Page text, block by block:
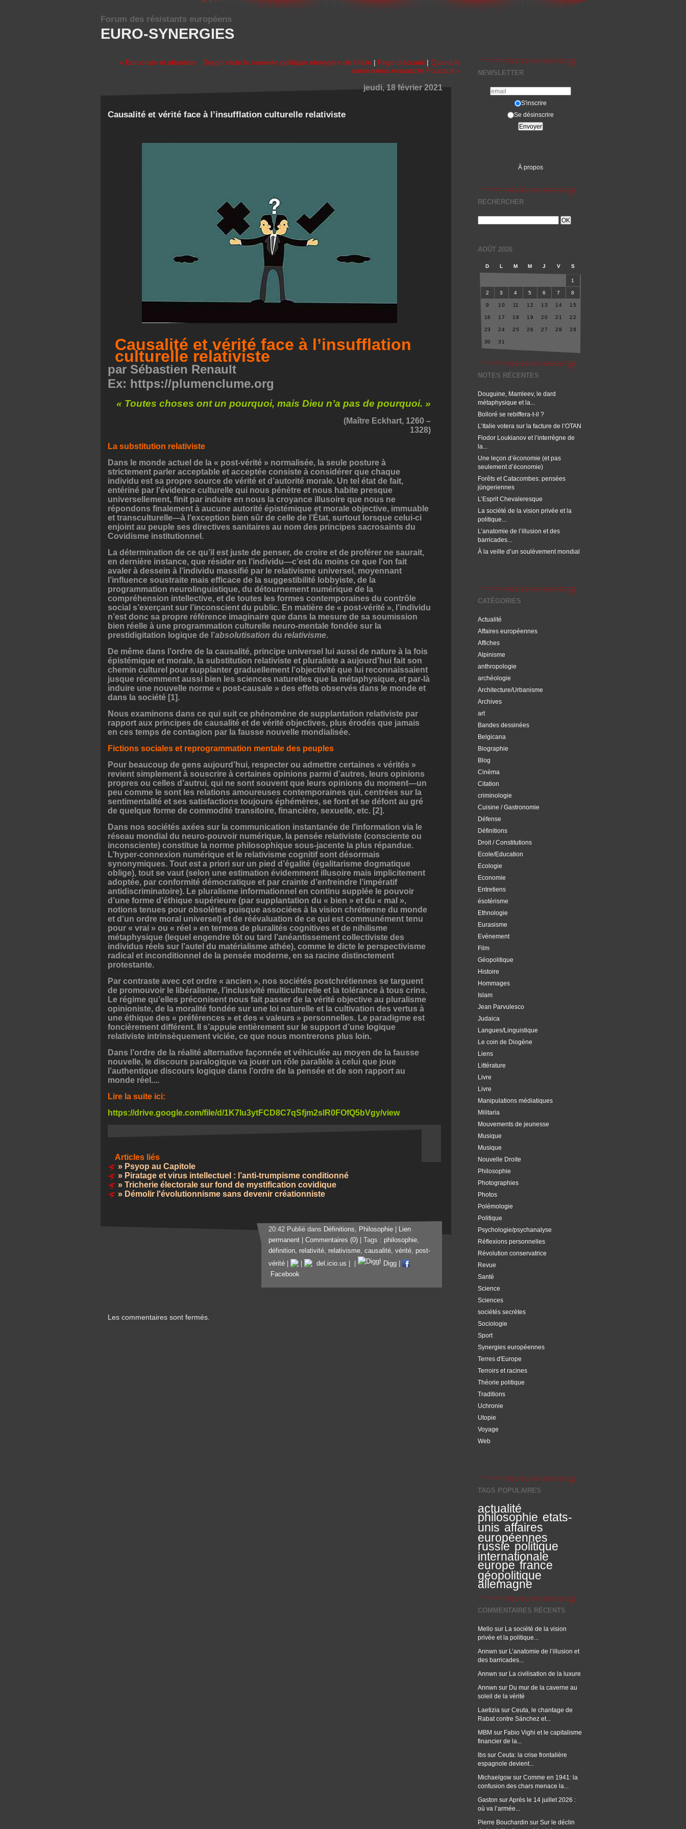
EURO-SYNERGIES
Forum des résistants européens
NEWSLETTER
S'inscrire
Se désinscrire
À propos
RECHERCHER
AOÛT 2026
D L M M J V S
1
2 3 4 5 6 7 8
9 10 11 12 13 14 15
16 17 18 19 20 21 22
23 24 25 26 27 28 29
30 31
NOTES RÉCENTES
Douguine, Mamleev, le dard
métaphysique et la...
Bolloré se rebiffera-t-il ?
L’Italie votera sur la facture de l’OTAN
Fiodor Loukianov et l’interrègne de
la...
Une leçon d’économie (et pas
seulement d’économie)
Forêts et Catacombes: pensées
jüngeriennes
L’Esprit Chevaleresque
La société de la vision privée et la
politique...
L’anatomie de l’illusion et des
barricades...
À la veille d’un soulèvement mondial
CATÉGORIES
Actualité
Affaires européennes
Affiches
Alpinisme
anthropologie
archéologie
Architecture/Urbanisme
Archives
art
Bandes dessinées
Belgicana
Biographie
Blog
Cinéma
Citation
criminologie
Cuisine / Gastronomie
Défense
Définitions
Droit / Constitutions
Ecole/Education
Ecologie
Economie
Entretiens
ésotérisme
Ethnologie
Eurasisme
Evénement
Film
Géopolitique
Histoire
Hommages
Islam
Jean Parvulesco
Judaica
Langues/Linguistique
Le coin de Diogène
Liens
Littérature
Livre
Livre
Manipulations médiatiques
Militaria
Mouvements de jeunesse
Musique
Musique
Nouvelle Droite
Philosophie
Photographies
Photos
Polémologie
Politique
Psychologie/psychanalyse
Réflexions personnelles
Révolution conservatrice
Revue
Santé
Science
Sciences
sociétés secrètes
Sociologie
Sport
Synergies européennes
Terres d'Europe
Terroirs et racines
Théorie politique
Traditions
Uchronie
Utopie
Voyage
Web
TAGS POPULAIRES
actualité
philosophie etats-
unis affaires
européennes
russie politique
internationale
europe france
géopolitique
allemagne
COMMENTAIRES RÉCENTS
Mello sur La société de la vision
privée et la politique...
Annwn sur L’anatomie de l’illusion et
des barricades...
Annwn sur La civilisation de la luxure
Annwn sur Du mur de la caverne au
soleil de la vérité
Laetizia sur Ceuta, le chantage de
Rabat contre Sánchez et...
MBM sur Fabio Vighi et le capitalisme
financier de la...
lbs sur Ceuta: la crise frontalière
espagnole devient...
Michaelgow sur Comme en 1941: la
confusion des chars menace la...
Gaston surAprès le 14 juillet 2026 :
où va l’armée...
Pierre Bouchardin sur Sur le déclin
« Eurocrate et atlantiste : Draghi dicte la nouvelle politique étrangère de l'Italie | Page d'accueil | Quand le
coronavirus ressuscite Foucault »
jeudi, 18 février 2021
Causalité et vérité face à l’insufflation culturelle relativiste
Causalité et vérité face à l’insufflation
culturelle relativiste
par Sébastien Renault
Ex: https://plumenclume.org
« Toutes choses ont un pourquoi, mais Dieu n’a pas de pourquoi. »
(Maître Eckhart, 1260 –
1328)
La substitution relativiste
Dans le monde actuel de la « post-vérité » normalisée, la seule posture à
strictement parler acceptable et acceptée consiste à considérer que chaque
individu est sa propre source de vérité et d’autorité morale. Un tel état de fait,
entériné par l’évidence culturelle qui nous pénètre et nous habite presque
universellement, finit par induire en nous la croyance illusoire que nous ne
répondons finalement à aucune autorité épistémique et morale objective, immuable
et transculturelle—à l’exception bien sûr de celle de l’État, surtout lorsque celui-ci
enjoint au peuple ses directives sanitaires au nom des principes sacrosaints du
Covidisme institutionnel.
La détermination de ce qu’il est juste de penser, de croire et de proférer ne saurait,
en dernière instance, que résider en l’individu—c’est du moins ce que l’on fait
avaler à dessein à l’individu massifié par le relativisme universel, moyennant
l’influence soustraite mais efficace de la suggestibilité lobbyiste, de la
programmation neurolinguistique, du détournement numérique de la
compréhension intellective, et de toutes les formes contemporaines du contrôle
social s’exerçant sur l’inconscient du public. En matière de « post-vérité », l’individu
n’est donc sa propre référence imaginaire que dans la mesure de sa soumission
bien réelle à une programmation culturelle neuro-mentale fondée sur la
prestidigitation logique de l’absolutisation du relativisme.
De même dans l’ordre de la causalité, principe universel lui aussi de nature à la fois
épistémique et morale, la substitution relativiste et pluraliste a aujourd’hui fait son
chemin culturel pour supplanter graduellement l’objectivité que lui reconnaissaient
jusque récemment aussi bien les sciences naturelles que la métaphysique, et par-là
induire une nouvelle norme « post-causale » des effets observés dans le monde et
dans la société [1].
Nous examinons dans ce qui suit ce phénomène de supplantation relativiste par
rapport aux principes de causalité et de vérité objectives, plus érodés que jamais
en ces temps de contagion par la fausse nouvelle mondialisée.
Fictions sociales et reprogrammation mentale des peuples
Pour beaucoup de gens aujourd’hui, respecter ou admettre certaines « vérités »
revient simplement à souscrire à certaines opinions parmi d’autres, leurs opinions
propres ou celles d’autrui, qui ne sont souvent que leurs opinions du moment—un
peu comme le sont les relations amoureuses contemporaines qui, centrées sur la
sentimentalité et ses satisfactions toujours éphémères, se font et se défont au gré
de quelque forme de commodité transitoire, financière, sexuelle, etc. [2].
Dans nos sociétés axées sur la communication instantanée de l’information via le
réseau mondial du neuro-pouvoir numérique, la pensée relativiste (consciente ou
inconsciente) constitue la norme philosophique sous-jacente la plus répandue.
L’hyper-connexion numérique et le relativisme cognitif sont désormais
synonymiques. Tout est a priori sur un pied d’égalité (égalitarisme dogmatique
oblige), tout se vaut (selon une estimation évidemment illusoire mais implicitement
adoptée, par conformité démocratique et par crainte d’enfreindre l’impératif
antidiscriminatoire). Le pluralisme informationnel en continu supplée le pouvoir
d’une forme d’éthique supérieure (par supplantation du « bien » et du « mal »,
notions tenues pour obsolètes puisque associées à la vision chrétienne du monde
et d’un ordre moral universel) et de réévaluation de ce qui est communément tenu
pour « vrai » ou « réel » en termes de pluralités cognitives et de nihilisme
métaphysique (lequel engendre tôt ou tard l’anéantissement collectiviste des
individus réels sur l’autel du matérialisme athée), comme le dicte le perspectivisme
radical et inconditionnel de la pensée moderne, en sa racine distinctement
protestante.
Par contraste avec cet ordre « ancien », nos sociétés postchrétiennes se targuent
de promouvoir le libéralisme, l’inclusivité multiculturelle et la tolérance à tous crins.
Le régime qu’elles préconisent nous fait passer de la vérité objective au pluralisme
opinioniste, de la moralité fondée sur une loi naturelle et la cultivation des vertus à
une éthique des « préférences » et des « valeurs » personnelles. Le paradigme est
foncièrement différent. Il s’appuie entièrement sur le support d’une logique
relativiste intrinsèquement viciée, ce que nous montrerons plus loin.
Dans l’ordre de la réalité alternative façonnée et véhiculée au moyen de la fausse
nouvelle, le discours paralogique va jouer un rôle parallèle à celui que joue
l’authentique discours logique dans l’ordre de la pensée et de son rapport au
monde réel....
Lire la suite ici:
https://drive.google.com/file/d/1K7lu3ytFCD8C7qSfjm2slR0FOfQ5bVgy/view
Articles liés
» Psyop au Capitole
» Piratage et virus intellectuel : l’anti-trumpisme conditionné
» Tricherie électorale sur fond de mystification covidique
» Démolir l'évolutionnisme sans devenir créationniste
20:42 Publié dans Définitions, Philosophie
Lien
permanent
Commentaires (0) | Tags : philosophie,
définition, relativité, relativisme, causalité, vérité, post-
vérité
del.icio.us Digg
Facebook
Les commentaires sont fermés.